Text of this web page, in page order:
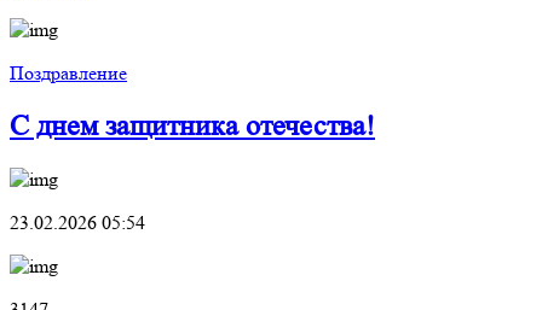
Поздравление
С днем защитника отечества!
23.02.2026 05:54